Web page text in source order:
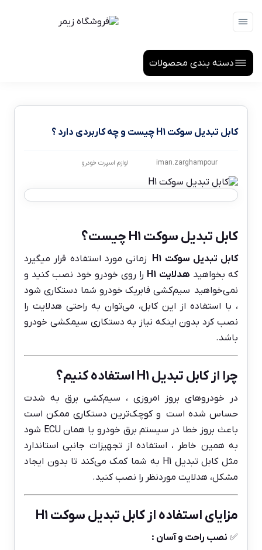
دسته بندی محصولات
کابل تبدیل سوکت H1 چیست و چه کاربردی دارد ؟
iman.zarghampour لوازم اسپرت خودرو
کابل تبدیل سوکت H1 چیست؟
کابل تبدیل سوکت H1
زمانی مورد استفاده قرار میگیرد
که بخواهید هدلایت H1
را روی خودرو خود نصب کنید و
نمی‌خواهید سیم‌کشی فابریک خودرو شما دستکاری شود
، با استفاده از این کابل، می‌توان به راحتی هدلایت را
نصب کرد بدون اینکه نیاز به دستکاری سیمکشی خودرو
باشد.
چرا از کابل تبدیل H1 استفاده کنیم؟
در خودروهای بروز امروزی ، سیم‌کشی برق به شدت
حساس شده است و کوچک‌ترین دستکاری ممکن است
باعث بروز خطا در سیستم برق خودرو یا همان ECU شود
به همین خاطر ، استفاده از تجهیزات جانبی استاندارد
مثل کابل تبدیل H1 به شما کمک می‌کند تا بدون ایجاد
مشکل، هدلایت موردنظر را نصب کنید.
مزایای استفاده از کابل تبدیل سوکت H1
✅ نصب راحت و آسان :